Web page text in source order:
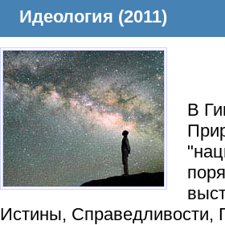
Идеология (2011)
В
Истины, Справедливости,